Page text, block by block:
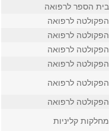
בית הספר לרפואה
הפקולטה לרפואה
הפקולטה לרפואה
הפקולטה לרפואה
הפקולטה לרפואה
הפקולטה לרפואה
הפקולטה לרפואה
מחלקות קליניות